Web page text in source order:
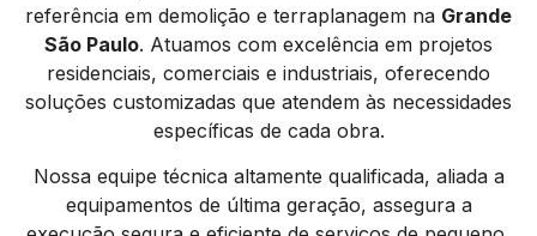
referência em demolição e terraplanagem na Grande
São Paulo. Atuamos com excelência em projetos
residenciais, comerciais e industriais, oferecendo
soluções customizadas que atendem às necessidades
específicas de cada obra.
Nossa equipe técnica altamente qualificada, aliada a
equipamentos de última geração, assegura a